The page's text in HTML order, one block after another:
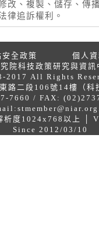
改、複製、儲存、傳
律追訴權利。
全政策
個人
院科技政策研究與資
2017 All Rights
路二段106號14樓（
7660 / FAX:
析度1024x768以上 │
Since 2012/03/10